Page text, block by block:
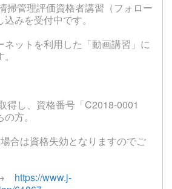
管理評価資格者講習（フォロー
みを受付中です。
ネットを利用した「動画講習」に
得し、資格番号「C2018-0001
方。
合は資格失効となりますのでご
https://www.j-